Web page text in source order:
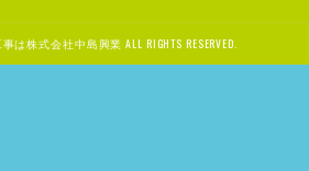
株式会社中島興業 ALL RIGHTS RESERVED.